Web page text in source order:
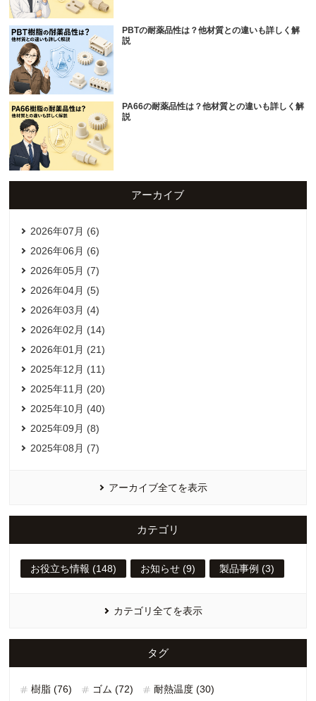
PBTの耐薬品性は？他材質との違いも詳しく解
説
PA66の耐薬品性は？他材質との違いも詳しく解
説
アーカイブ
2026年07月 (6)
2026年06月 (6)
2026年05月 (7)
2026年04月 (5)
2026年03月 (4)
2026年02月 (14)
2026年01月 (21)
2025年12月 (11)
2025年11月 (20)
2025年10月 (40)
2025年09月 (8)
2025年08月 (7)
アーカイブ全てを表示
カテゴリ
お役立ち情報 (148) お知らせ (9) 製品事例 (3)
カテゴリ全てを表示
タグ
樹脂 (76) ゴム (72)
耐熱温度 (30)